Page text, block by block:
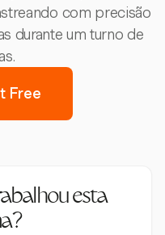
com precisão
durante um turno de
Free
esta